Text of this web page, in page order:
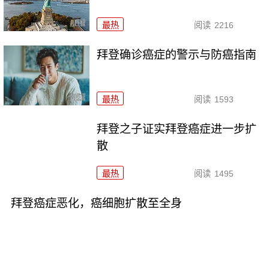
最热 阅读 2216
拜登确诊癌症的警示与防癌指南
最热 阅读 1593
拜登之子证实拜登癌症进一步扩
散
最热 阅读 1495
拜登癌症恶化，癌细胞扩散至全身